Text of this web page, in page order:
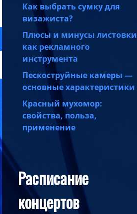
Как выбрать сумку для
визажиста?
Плюсы и минусы листовки
как рекламного
инструмента
Пескоструйные камеры —
основные характеристики
Красный мухомор:
свойства, польза,
применение
Расписание
концертов